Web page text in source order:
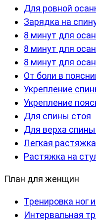
Для ровной
Зарядка на
8 минут для
8 минут для
8 минут для
От боли в
Укрепление
Укрепление
Для спины стоя
Для верха
Легкая
Растяжка на
План для женщин
Тренировка ног
Интервальная